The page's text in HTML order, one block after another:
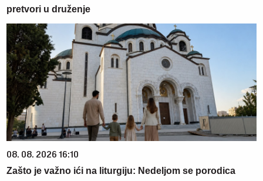
pretvori u druženje
08. 08. 2026 16:10
Zašto je važno ići na liturgiju: Nedeljom se porodica